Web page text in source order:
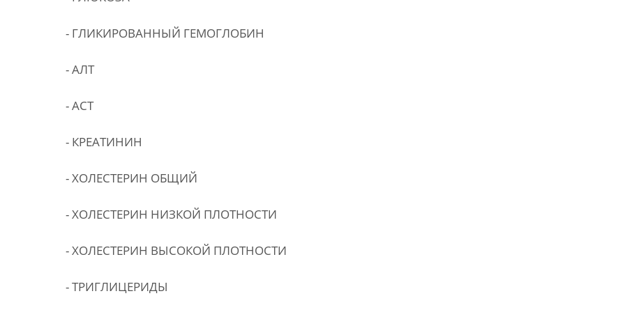
- ГЛИКИРОВАННЫЙ ГЕМОГЛОБИН
- АЛТ
- АСТ
- КРЕАТИНИН
- ХОЛЕСТЕРИН ОБЩИЙ
- ХОЛЕСТЕРИН НИЗКОЙ ПЛОТНОСТИ
- ХОЛЕСТЕРИН ВЫСОКОЙ ПЛОТНОСТИ
- ТРИГЛИЦЕРИДЫ